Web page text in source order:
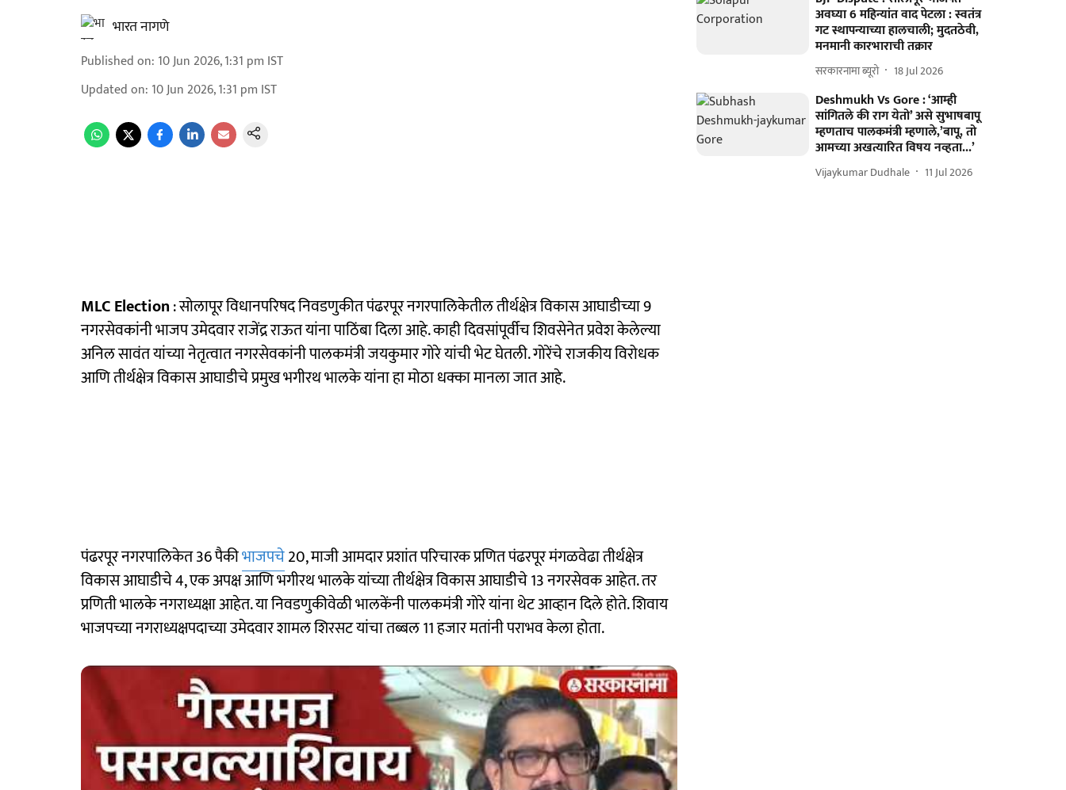
भारत नागणे
Published on: 10 Jun 2026, 1:31 pm IST
Updated on: 10 Jun 2026, 1:31 pm IST
MLC Election: सोलापूर विधानपरिषद निवडणुकीत पंढरपूर नगरपालिकेतील तीर्थक्षेत्र विकास आघाडीच्या 9
नगरसेवकांनी भाजप उमेदवार राजेंद्र राऊत यांना पाठिंबा दिला आहे. काही दिवसांपूर्वीच शिवसेनेत प्रवेश केलेल्या
अनिल सावंत यांच्या नेतृत्वात नगरसेवकांनी पालकमंत्री जयकुमार गोरे यांची भेट घेतली. गोरेंचे राजकीय विरोधक
आणि तीर्थक्षेत्र विकास आघाडीचे प्रमुख भगीरथ भालके यांना हा मोठा धक्का मानला जात आहे.
पंढरपूर नगरपालिकेत 36 पैकीभाजपचे20, माजी आमदार प्रशांत परिचारक प्रणित पंढरपूर मंगळवेढा तीर्थक्षेत्र
विकास आघाडीचे 4, एक अपक्ष आणि भगीरथ भालके यांच्या तीर्थक्षेत्र विकास आघाडीचे 13 नगरसेवक आहेत. तर
प्रणिती भालके नगराध्यक्षा आहेत. या निवडणुकीवेळी भालकेंनी पालकमंत्री गोरे यांना थेट आव्हान दिले होते. शिवाय
भाजपच्या नगराध्यक्षपदाच्या उमेदवार शामल शिरसट यांचा तब्बल 11 हजार मतांनी पराभव केला होता.
अवघ्या 6 महिन्यांत वाद पेटला : स्वतंत्र
गट स्थापन्याच्या हालचाली; मुदतठेवी,
मनमानी कारभाराची तक्रार
सरकारनामा ब्यूरो 18 Jul 2026
Deshmukh Vs Gore : ‘आम्ही
सांगितले की राग येतो’ असे सुभाषबापू
म्हणताच पालकमंत्री म्हणाले,’बापू, तो
आमच्या अखत्यारित विषय नव्हता...’
Vijaykumar Dudhale 11 Jul 2026